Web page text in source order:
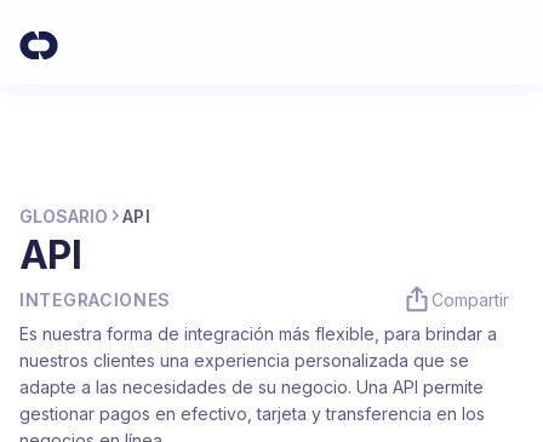
GLOSARIO API
API
INTEGRACIONES
Compartir
Es nuestra forma de integración más flexible, para brindar a
nuestros clientes una experiencia personalizada que se
adapte a las necesidades de su negocio. Una API permite
gestionar pagos en efectivo, tarjeta y transferencia en los